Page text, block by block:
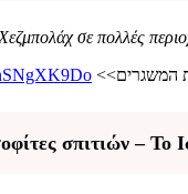
σε πολλές
המשגרים>>
σπιτιών – Το